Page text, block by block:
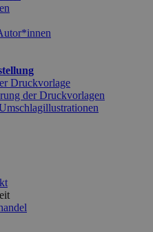
Druckvorlage
der Druckvorlagen